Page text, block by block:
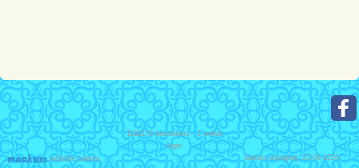
website maken
1181170bezoekers - 1 online
login
laatste wijziging: 22-06-2026